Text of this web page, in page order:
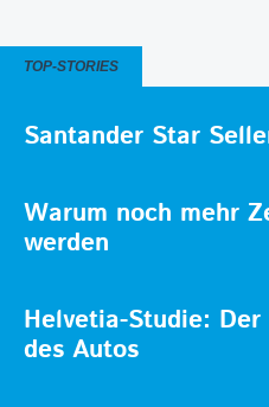
TOP-STORIES
Santander Star
Warum noch mehr
werden
Helvetia-Studie:
des Autos